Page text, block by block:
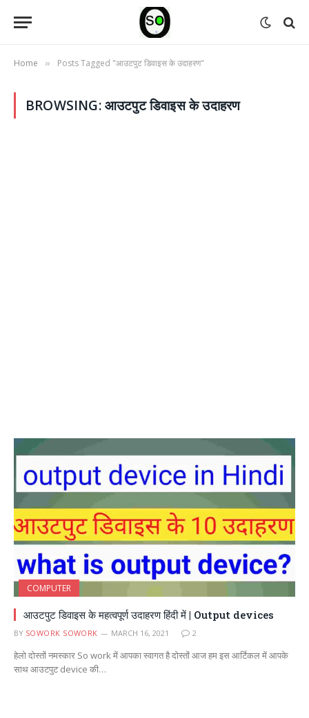
Home » Posts Tagged "आउटपुट डिवाइस के उदाहरण"
BROWSING:आउटपुट डिवाइस के उदाहरण
COMPUTER
आउटपुट डिवाइस के महत्वपूर्ण उदाहरण हिंदी में | Output devices
BY SOWORK SOWORK MARCH 16, 2021 2
हेलो दोस्तों नमस्कार So work में आपका स्वागत है दोस्तों आज हम इस आर्टिकल में आपके
साथ आउटपुट device की…